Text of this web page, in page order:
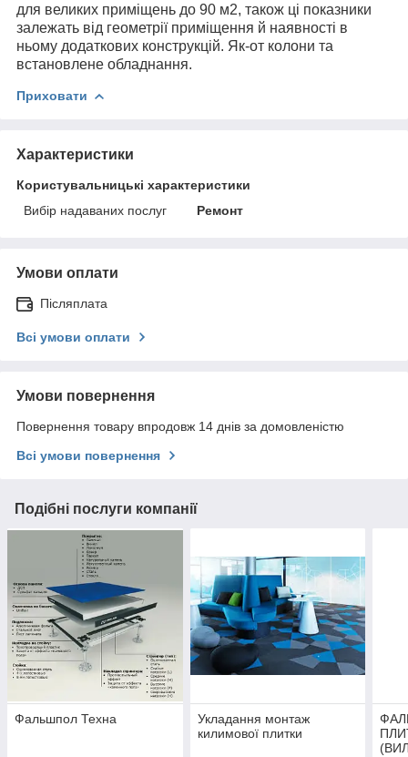
для великих приміщень до 90 м2, також ці показники
залежать від геометрії приміщення й наявності в
ньому додаткових конструкцій. Як-от колони та
встановлене обладнання.
Приховати
Характеристики
Користувальницькі характеристики
Вибір надаваних послуг
Ремонт
Умови оплати
Післяплата
Всі умови оплати
Умови повернення
Повернення товару впродовж 14 днів за домовленістю
Всі умови повернення
Подібні послуги компанії
Фальшпол Техна
Укладання монтаж
килимової плитки